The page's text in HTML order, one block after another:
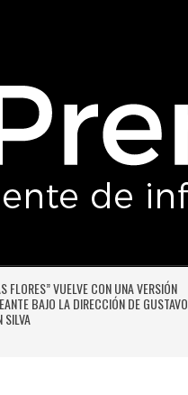
FLORES” VUELVE CON UNA VERSIÓN
BAJO LA DIRECCIÓN DE GUSTAVO
SILVA